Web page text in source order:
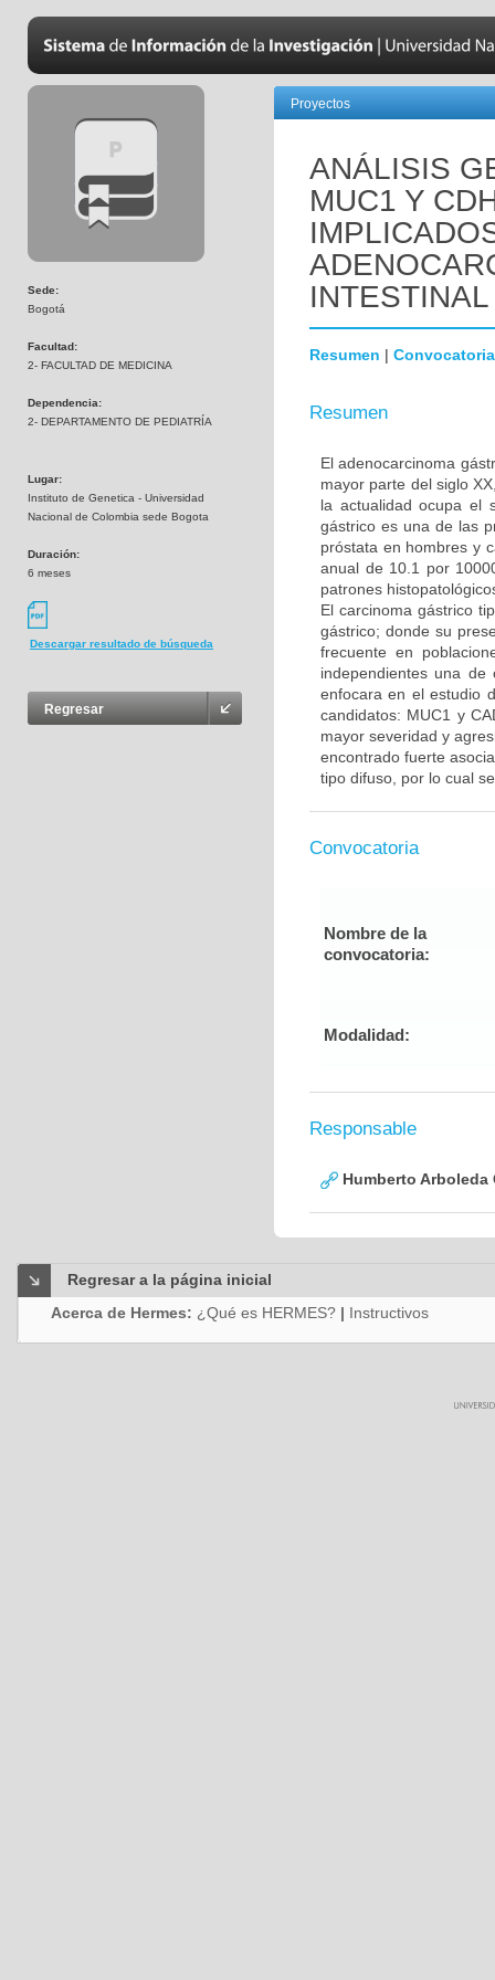
Sede:
Bogotá
Facultad:
2- FACULTAD DE MEDICINA
Dependencia:
2- DEPARTAMENTO DE PEDIATRÍA
Lugar:
Instituto de Genetica - Universidad
Nacional de Colombia sede Bogota
Duración:
6 meses
Descargar resultado de búsqueda
Regresar
Proyectos
ANÁLISIS
MUC1 Y
INTESTINAL
Resumen | Convocatoria
Resumen
El adenocarcinoma
mayor parte del siglo
la actualidad ocupa el
gástrico es una de las
próstata en hombres y
anual de 10.1 por
patrones
El carcinoma gástrico
gástrico; donde su
frecuente en
independientes una
enfocara en el estudio
candidatos: MUC1 y
mayor severidad y
encontrado fuerte
tipo difuso, por lo cual
Convocatoria
Nombre de la
convocatoria:
Modalidad:
Responsable
Humberto Arboleda
Regresar a la página inicial
Acerca de Hermes: ¿Qué es HERMES? | Instructivos